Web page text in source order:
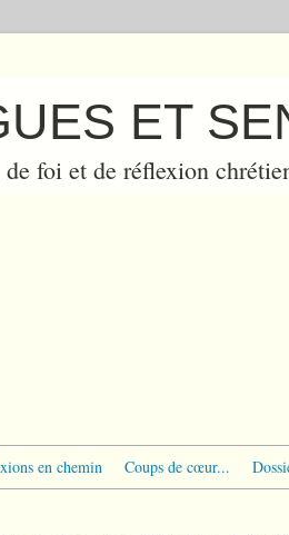
ET
foi et de réflexion
en chemin Coups de cœur...